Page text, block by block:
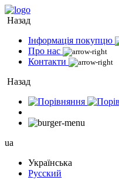
Назад
Інформація покупцю
Про нас
Контакти
Назад
ua
Українська
Русский